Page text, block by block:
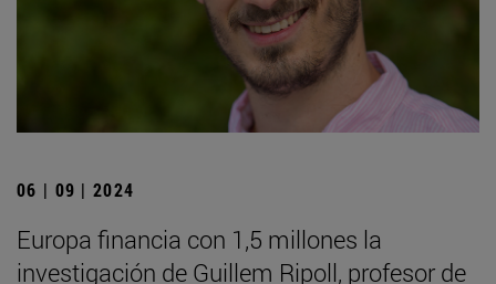
06 | 09 | 2024
Europa financia con 1,5 millones la
investigación de Guillem Ripoll, profesor de